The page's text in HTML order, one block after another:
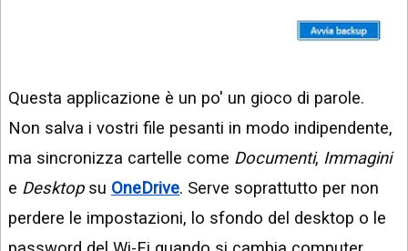
Questa applicazione è un po' un gioco di parole.
Non salva i vostri file pesanti in modo indipendente,
ma sincronizza cartelle come Documenti, Immagini
e Desktopsu OneDrive. Serve soprattutto per non
perdere le impostazioni, lo sfondo del desktop o le